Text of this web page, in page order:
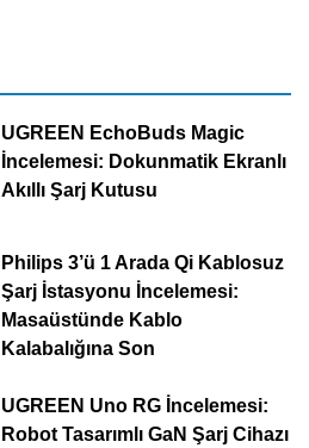
UGREEN EchoBuds Magic
İncelemesi: Dokunmatik Ekranlı
Akıllı Şarj Kutusu
Philips 3’ü 1 Arada Qi Kablosuz
Şarj İstasyonu İncelemesi:
Masaüstünde Kablo
Kalabalığına Son
UGREEN Uno RG İncelemesi:
Robot Tasarımlı GaN Şarj Cihazı